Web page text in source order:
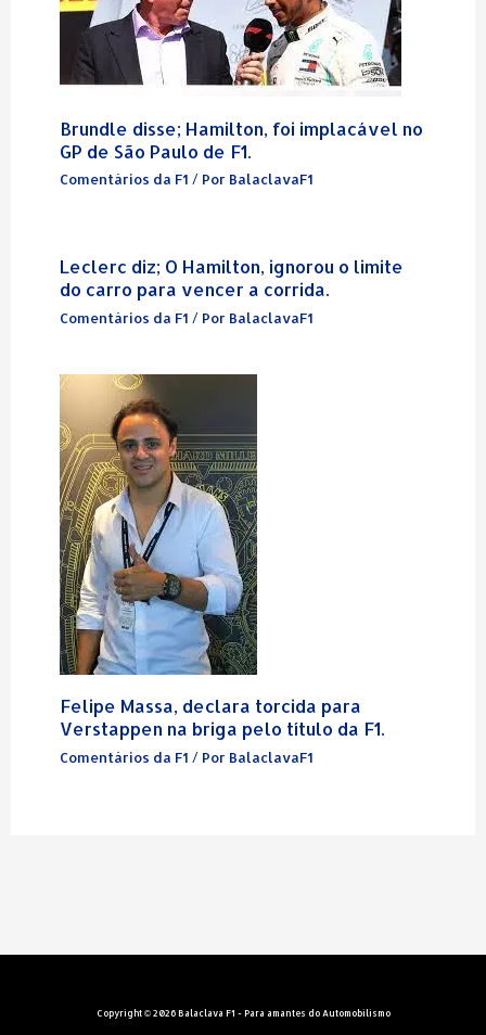
Brundle disse; Hamilton, foi implacável no
GP de São Paulo de F1.
Comentários da F1 / Por BalaclavaF1
Leclerc diz; O Hamilton, ignorou o limite
do carro para vencer a corrida.
Comentários da F1 / Por BalaclavaF1
Felipe Massa, declara torcida para
Verstappen na briga pelo título da F1.
Comentários da F1 / Por BalaclavaF1
Copyright © 2026 Balaclava F1 - Para amantes do Automobilismo